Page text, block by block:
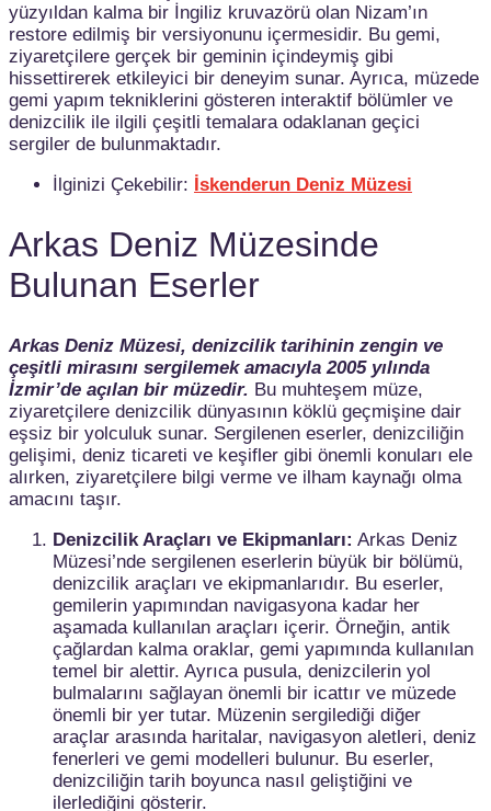
yüzyıldan kalma bir İngiliz kruvazörü olan Nizam’ın
restore edilmiş bir versiyonunu içermesidir. Bu gemi,
ziyaretçilere gerçek bir geminin içindeymiş gibi
hissettirerek etkileyici bir deneyim sunar. Ayrıca, müzede
gemi yapım tekniklerini gösteren interaktif bölümler ve
denizcilik ile ilgili çeşitli temalara odaklanan geçici
sergiler de bulunmaktadır.
İlginizi Çekebilir: İskenderun Deniz Müzesi
Arkas Deniz Müzesinde
Bulunan Eserler
Arkas Deniz Müzesi, denizcilik tarihinin zengin ve
çeşitli mirasını sergilemek amacıyla 2005 yılında
İzmir’de açılan bir müzedir. Bu muhteşem müze,
ziyaretçilere denizcilik dünyasının köklü geçmişine dair
eşsiz bir yolculuk sunar. Sergilenen eserler, denizciliğin
gelişimi, deniz ticareti ve keşifler gibi önemli konuları ele
alırken, ziyaretçilere bilgi verme ve ilham kaynağı olma
amacını taşır.
Denizcilik Araçları ve Ekipmanları: Arkas Deniz
Müzesi’nde sergilenen eserlerin büyük bir bölümü,
denizcilik araçları ve ekipmanlarıdır. Bu eserler,
gemilerin yapımından navigasyona kadar her
aşamada kullanılan araçları içerir. Örneğin, antik
çağlardan kalma oraklar, gemi yapımında kullanılan
temel bir alettir. Ayrıca pusula, denizcilerin yol
bulmalarını sağlayan önemli bir icattır ve müzede
önemli bir yer tutar. Müzenin sergilediği diğer
araçlar arasında haritalar, navigasyon aletleri, deniz
fenerleri ve gemi modelleri bulunur. Bu eserler,
denizciliğin tarih boyunca nasıl geliştiğini ve
ilerlediğini gösterir.